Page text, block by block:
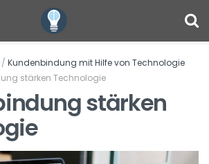
/ Kundenbindung mit Hilfe von Technologie
stärken Technologie
stärken